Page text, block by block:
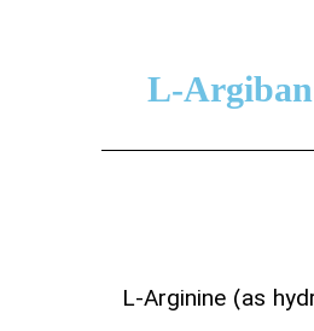
L-Argiban
L-Arginine (as